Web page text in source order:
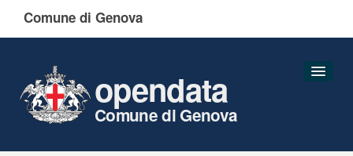
Comune di Genova
opendata
Comune di Genova